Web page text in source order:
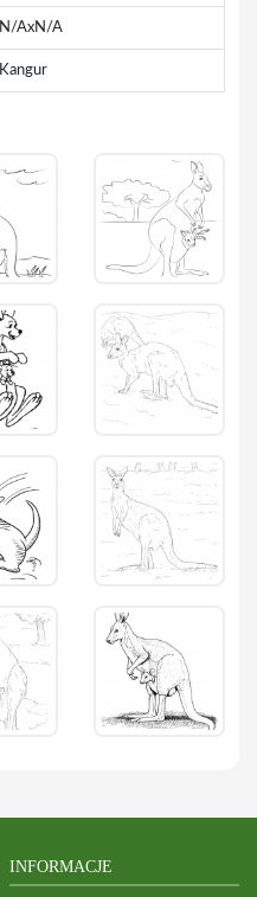
N/AxN/A
Kangur
INFORMACJE